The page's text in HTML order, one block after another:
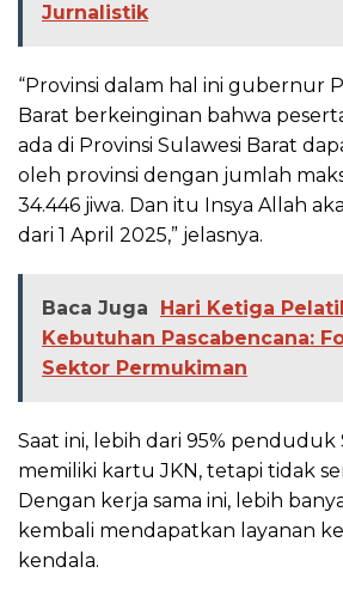
Jurnalistik
“Provinsi dalam hal ini gubernur
Barat berkeinginan bahwa
ada di Provinsi Sulawesi Barat
oleh provinsi dengan jumlah
34.446 jiwa. Dan itu Insya Allah
dari 1 April 2025,” jelasnya.
Baca Juga
Hari Ketiga
Kebutuhan Pascabencana:
Sektor Permukiman
Saat ini, lebih dari 95%
memiliki kartu JKN, tetapi tidak
Dengan kerja sama ini, lebih
kembali mendapatkan layanan
kendala.